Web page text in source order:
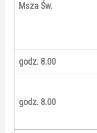
Msza Św.
godz. 8.00
godz. 8.00